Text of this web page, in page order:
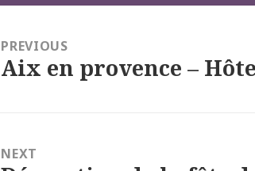
PREVIOUS
Previous
Aix en provence –
NEXT